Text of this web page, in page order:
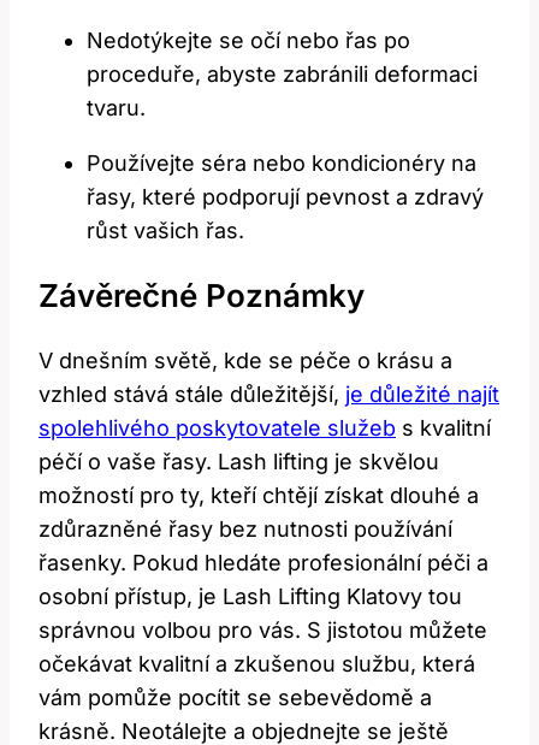
Nedotýkejte se očí ​nebo řas po
proceduře, abyste zabránili ⁤deformaci
tvaru.
Používejte séra nebo kondicionéry na
řasy, které podporují‌ pevnost a zdravý
⁢růst⁣ vašich řas.
Závěrečné⁣ Poznámky
V dnešním světě,⁣ kde se⁣ péče o krásu a
vzhled stává‌ stále důležitější,‌ je důležité najít
spolehlivého poskytovatele služeb ⁤s kvalitní
péčí⁤ o vaše řasy. Lash⁣ lifting je skvělou
možností pro ty, kteří chtějí získat ⁤dlouhé a
zdůrazněné řasy bez nutnosti používání
řasenky. Pokud hledáte profesionální ‌péči a‌
osobní přístup, je ‌Lash Lifting Klatovy tou
‌správnou ‍volbou pro ⁢vás. S jistotou můžete⁤
očekávat kvalitní a ⁤zkušenou službu, která
vám pomůže pocítit se⁤ sebevědomě a
krásně. Neotálejte a‌ objednejte se‌ ještě